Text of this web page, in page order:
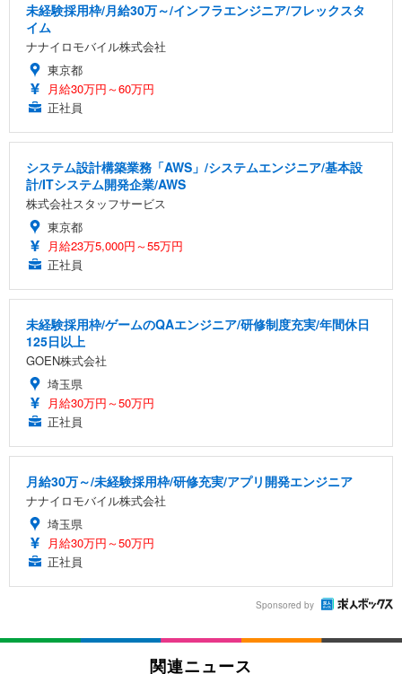
未経験採用枠/月給30万～/インフラエンジニア/フレックスタ
イム
ナナイロモバイル株式会社
東京都
月給30万円～60万円
正社員
システム設計構築業務「AWS」/システムエンジニア/基本設
計/ITシステム開発企業/AWS
株式会社スタッフサービス
東京都
月給23万5,000円～55万円
正社員
未経験採用枠/ゲームのQAエンジニア/研修制度充実/年間休日
125日以上
GOEN株式会社
埼玉県
月給30万円～50万円
正社員
月給30万～/未経験採用枠/研修充実/アプリ開発エンジニア
ナナイロモバイル株式会社
埼玉県
月給30万円～50万円
正社員
Sponsored by
関連ニュース